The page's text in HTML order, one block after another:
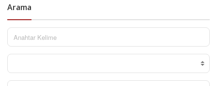
Arama